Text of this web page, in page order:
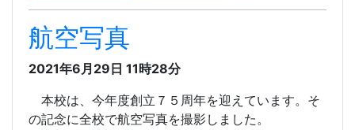
航空写真
2021年6月29日 11時28分
本校は、今年度創立７５周年を迎えています。そ
の記念に全校で航空写真を撮影しました。